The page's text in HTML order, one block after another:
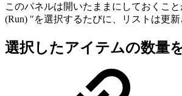
このパネルは開いたままにしておくこ
(Run) "を選択するたびに、リストは更新
選択したアイテムの数量